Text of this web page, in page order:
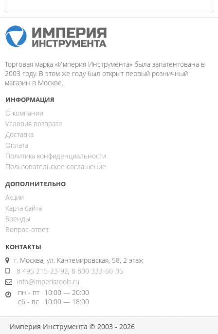
Торговая марка «Империя Инструмента» была запатентована в
2003 году. В этом же году был открыт первый розничный
магазин в Москве.
ИНФОРМАЦИЯ
О компании
Условия возврата
Доставка
Оплата
Политика конфиденциальности
Пользовательское соглашение
ДОПОЛНИТЕЛЬНО
Акции
Карта сайта
Бренды
Вопрос-ответ
КОНТАКТЫ
г. Москва, ул. Кантемировская, 58, 2 этаж
8 495 215-23-92, 8 800 333-60-35
info@imperiatools.ru
пн - пт 10:00 — 20:00
сб - вс
10:00 — 18:00
Империя Инструмента © 2003 - 2026